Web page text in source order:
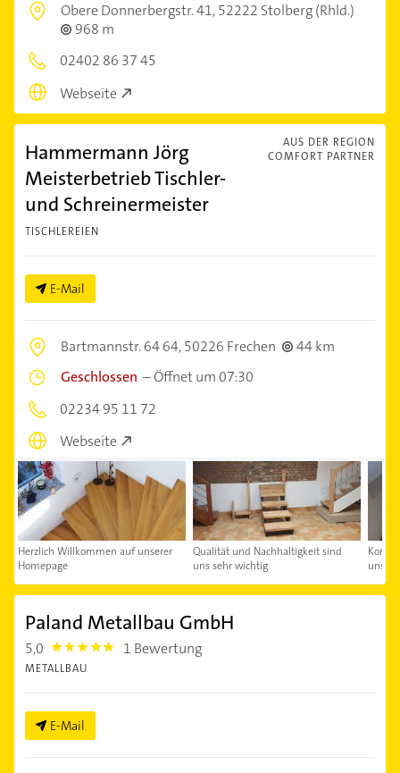
Obere Donnerbergstr. 41,52222 Stolberg (Rhld.)
968 m
02402 86 37 45
Webseite
AUS DER REGION
COMFORT PARTNER
Hammermann Jörg
Meisterbetrieb Tischler-
und Schreinermeister
TISCHLEREIEN
E-Mail
Bartmannstr. 64 64,50226 Frechen
44 km
Geschlossen –Öffnet um 07:30
02234 95 11 72
Webseite
Herzlich Willkommen auf unserer
Homepage
Qualität und Nachhaltigkeit sind
uns sehr wichtig
uns
Paland Metallbau GmbH
5,0 5.0 1 Bewertung
METALLBAU
E-Mail